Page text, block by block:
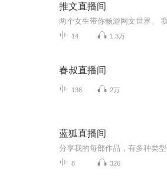
推文直播间
14 1.3万
春叔直播间
136 2万
蓝狐直播间
8 326